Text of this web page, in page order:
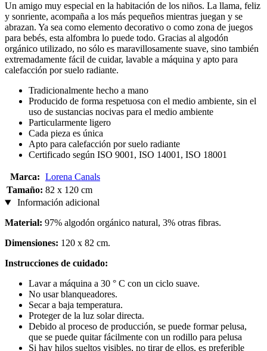
Un amigo muy especial en la habitación de los niños. La llama, feliz
y sonriente, acompaña a los más pequeños mientras juegan y se
abrazan. Ya sea como elemento decorativo o como zona de juegos
para bebés, esta alfombra lo puede todo. Gracias al algodón
orgánico utilizado, no sólo es maravillosamente suave, sino también
extremadamente fácil de cuidar, lavable a máquina y apto para
calefacción por suelo radiante.
Tradicionalmente hecho a mano
Producido de forma respetuosa con el medio ambiente, sin el
uso de sustancias nocivas para el medio ambiente
Particularmente ligero
Cada pieza es única
Apto para calefacción por suelo radiante
Certificado según ISO 9001, ISO 14001, ISO 18001
Marca: Lorena Canals
Tamaño: 82 x 120 cm
Información adicional
Material: 97% algodón orgánico natural, 3% otras fibras.
Dimensiones: 120 x 82 cm.
Instrucciones de cuidado:
Lavar a máquina a 30 ° C con un ciclo suave.
No usar blanqueadores.
Secar a baja temperatura.
Proteger de la luz solar directa.
Debido al proceso de producción, se puede formar pelusa,
que se puede quitar fácilmente con un rodillo para pelusa
Si hay hilos sueltos visibles, no tirar de ellos, es preferible